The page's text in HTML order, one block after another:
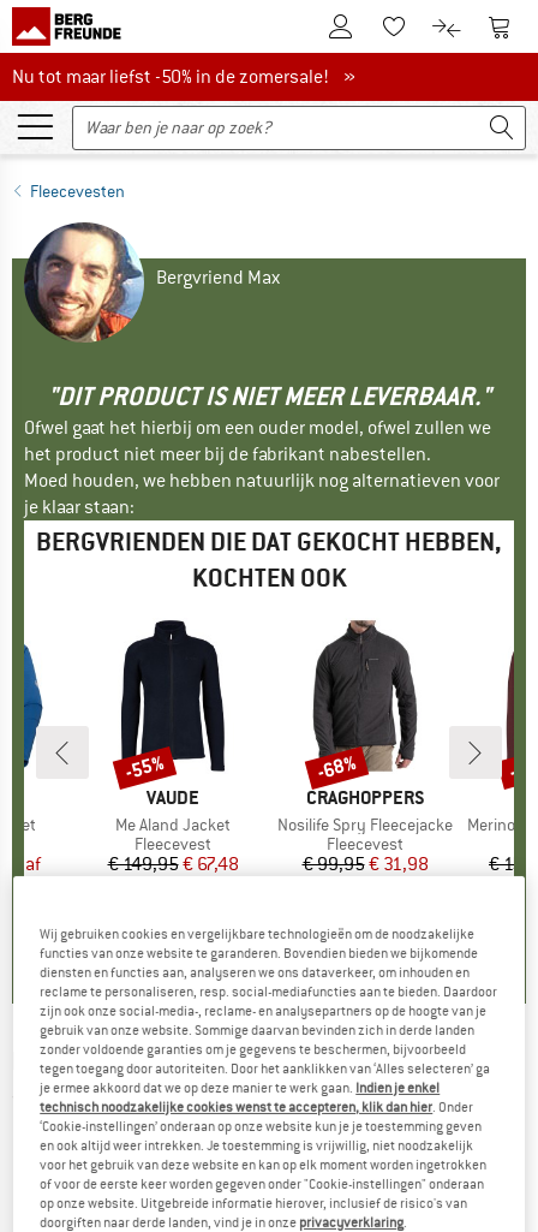
De klantenaccount
Naar deNaar de
Nu tot maar liefst -50% in de zomersale!
Nu tot maar liefst -50% in de zomersale! »
Fleecevesten
Bergvriend Max
"DIT PRODUCT IS NIET MEER LEVERBAAR."
Ofwel gaat het hierbij om een ouder model, ofwel zullen we
het product niet meer bij de fabrikant nabestellen.
Moed houden, we hebben natuurlijk nog alternatieven voor
je klaar staan:
BERGVRIENDEN DIE DAT GEKOCHT HEBBEN,
KOCHTEN OOK
prijs
)
MERK
VAUDE
Artikel
Me Aland Jacket
Productgroep
Fleecevest
Prijs
€ 149,95Verlaagde prijs
€ 67,48
4,7(78)
Korting
-55%
MERK
CRAGHOPPERS
Artikel
Nosilife Spry Fleecejacke
Productgroep
Fleecevest
Prijs
€ 99,95Verlaagde prijs
€ 31,98
4,7(3)
Korting
-68%
Artikel
MerinoFleece335
€
-
LAFUMA -Cloudy Full Zip - Fleecevest
(0)
Wij gebruiken cookies en vergelijkbare technologieën om de noodzakelijke
functies van onze website te garanderen. Bovendien bieden we bijkomende
diensten en functies aan, analyseren we ons dataverkeer, om inhouden en
reclame te personaliseren, resp. social-mediafuncties aan te bieden. Daardoor
zijn ook onze social-media-, reclame- en analysepartners op de hoogte van je
gebruik van onze website. Sommige daarvan bevinden zich in derde landen
zonder voldoende garanties om je gegevens te beschermen, bijvoorbeeld
tegen toegang door autoriteiten. Door het aanklikken van ‘Alles selecteren’ ga
je ermee akkoord dat we op deze manier te werk gaan. Indien je enkel
technisch noodzakelijke cookies wenst te accepteren, klik dan hier. Onder
‘Cookie-instellingen’ onderaan op onze website kun je je toestemming geven
en ook altijd weer intrekken. Je toestemming is vrijwillig, niet noodzakelijk
voor het gebruik van deze website en kan op elk moment worden ingetrokken
of voor de eerste keer worden gegeven onder "Cookie-instellingen" onderaan
op onze website. Uitgebreide informatie hierover, inclusief de risico's van
doorgiften naar derde landen, vind je in onze privacyverklaring.